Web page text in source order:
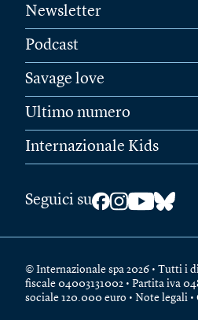
Newsletter
Podcast
Savage love
Ultimo numero
Internazionale Kids
Seguici su
© Internazionale spa 2026 • Tutti i
fiscale 04003131002 • Partita iva
sociale 120.000 euro • Note legali •